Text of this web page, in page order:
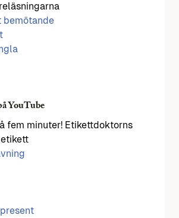
bemötande
YouTube
fem minuter! Etikettdoktorns